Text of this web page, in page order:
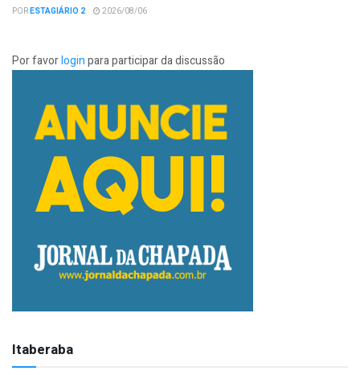
PORESTAGIÁRIO 2 2026/08/06
Por favorloginpara participar da discussão
Itaberaba